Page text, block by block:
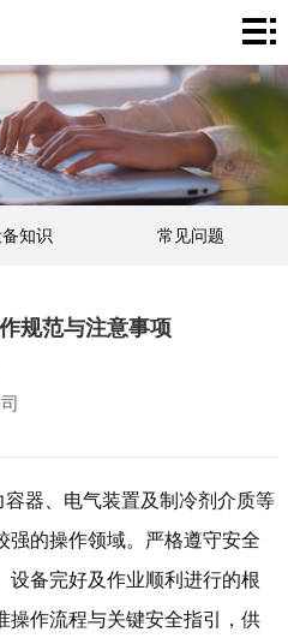
知识 常见问题
规范与注意事项
器、电气装置及制冷剂介质等
强的操作领域。严格遵守安全
设备完好及作业顺利进行的根
操作流程与关键安全指引，供